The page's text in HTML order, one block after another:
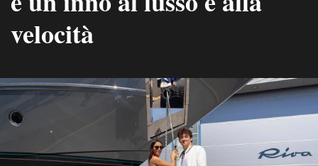
velocità